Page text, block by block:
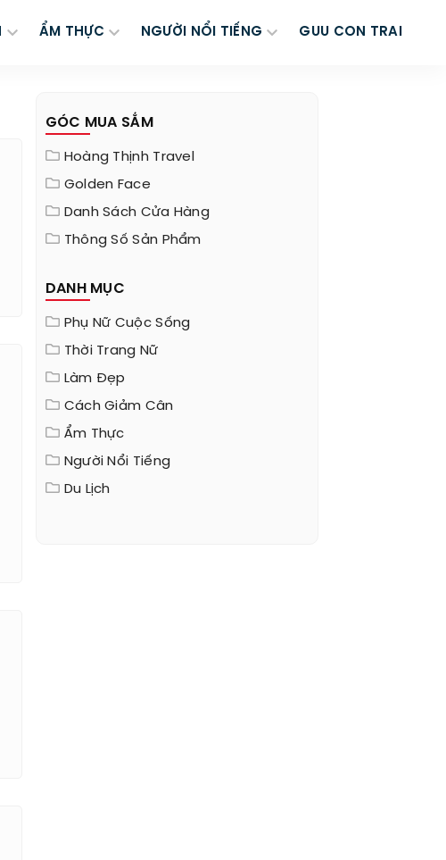
ẨM THỰC NGƯỜI NỔI TIẾNG GUU CON TRAI
GÓC MUA SẮM
Hoàng Thịnh Travel
Golden Face
Danh Sách Cửa Hàng
Thông Số Sản Phẩm
DANH MỤC
Phụ Nữ Cuộc Sống
Thời Trang Nữ
Làm Đẹp
Cách Giảm Cân
Ẩm Thực
Người Nổi Tiếng
Du Lịch